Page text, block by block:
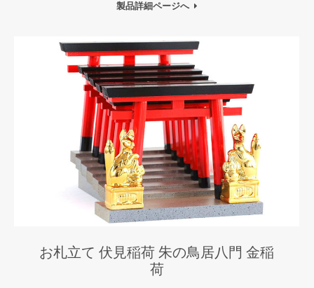
製品詳細ページへ
お札立て 伏見稲荷 朱の鳥居八門 金稲
荷